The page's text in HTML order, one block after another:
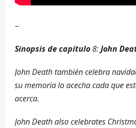
–
Sinopsis de capítulo8:John
John Death también celebra
su memoria lo acecha cada que
acerca.
John Death also celebrates